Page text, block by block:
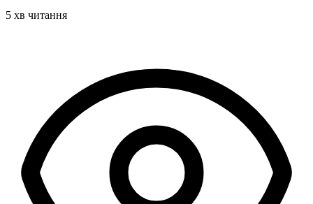
5 хв читання